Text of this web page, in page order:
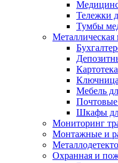
Тележки
Тумбы
Металлическая
Картотека
Ключница
Мебель
Шкафы
Мониторинг
Монтажные и
Охранная и